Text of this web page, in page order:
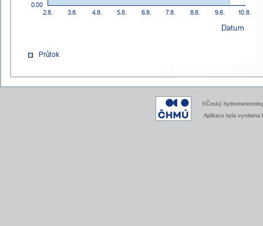
©Český
Aplikace byla vyrobena